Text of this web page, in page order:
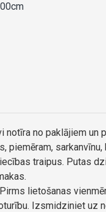
no paklājiem un
sarkanvīnu,
traipus. Putas
lietošanas
Izsmidziniet uz